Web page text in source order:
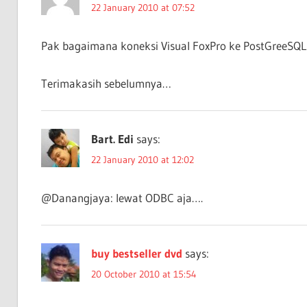
22 January 2010 at 07:52
Pak bagaimana koneksi Visual FoxPro ke
Terimakasih sebelumnya…
Bart. Edi says:
22 January 2010 at 12:02
@Danangjaya: lewat ODBC aja….
buy bestseller dvd says:
20 October 2010 at 15:54